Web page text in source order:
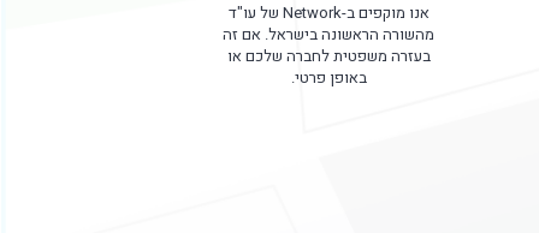
אנו מוקפים ב-Network של עו"ד
מהשורה הראשונה בישראל. אם זה
בעזרה משפטית לחברה שלכם או
באופן פרטי.